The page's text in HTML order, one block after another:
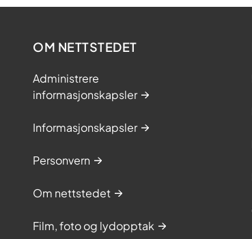
OM NETTSTEDET
Administrere
informasjonskapsler
Informasjonskapsler
Personvern
Om nettstedet
Film, foto og lydopptak